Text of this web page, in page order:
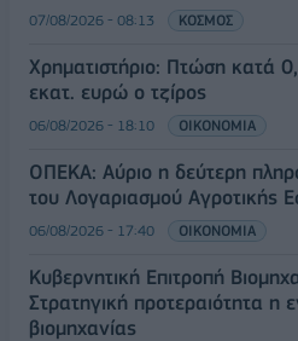
07/08/2026 - 08:13 ΚΟΣΜΟΣ
Χρηματιστήριο: Πτώση κατά
εκατ. ευρώ ο τζίρος
06/08/2026 - 18:10 ΟΙΚΟΝΟΜΙΑ
ΟΠΕΚΑ: Αύριο η δεύτερη
του Λογαριασμού Αγροτικής
06/08/2026 - 17:40 ΟΙΚΟΝΟΜΙΑ
Κυβερνητική Επιτροπή
Στρατηγική προτεραιότητα η
βιομηχανίας